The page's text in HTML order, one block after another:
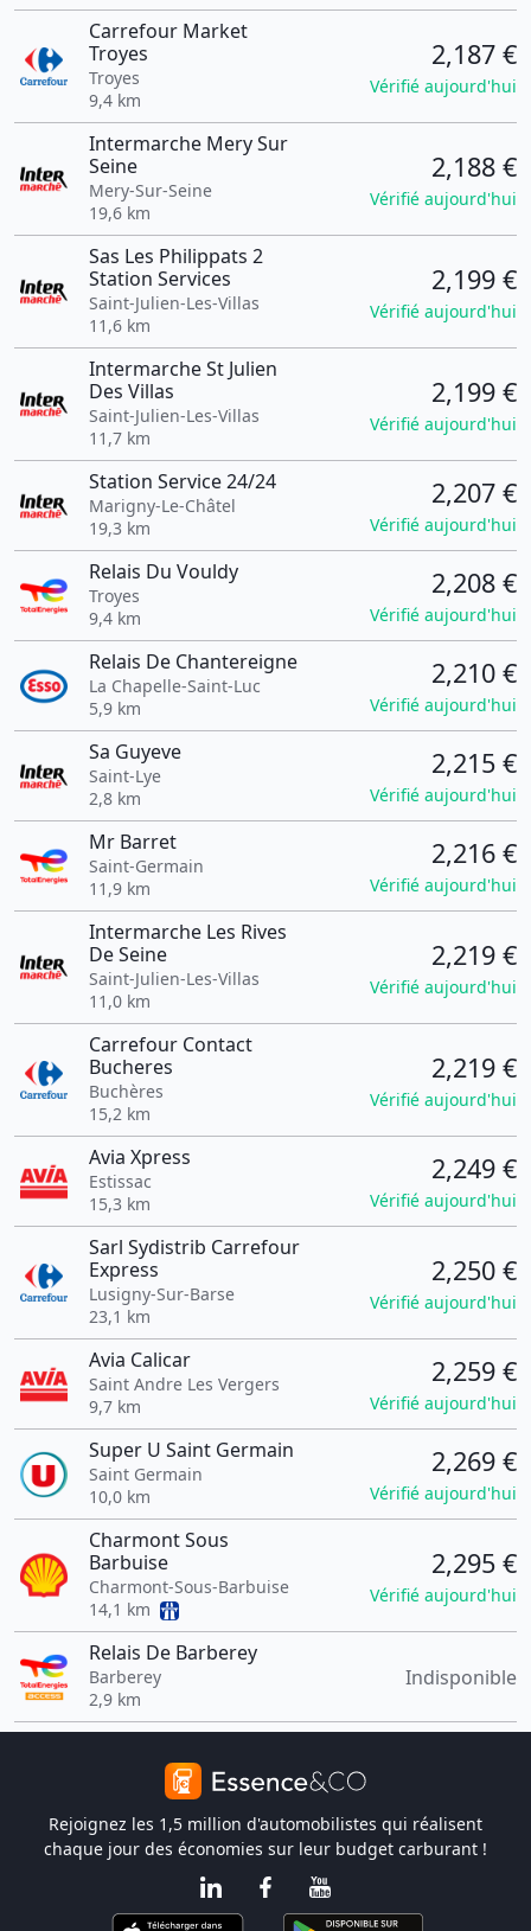
Carrefour Market
Troyes
Troyes
9,4 km
2,187 €
Vérifié aujourd'hui
Intermarche Mery Sur
Seine
Mery-Sur-Seine
19,6 km
2,188 €
Vérifié aujourd'hui
Sas Les Philippats 2
Station Services
Saint-Julien-Les-Villas
11,6 km
2,199 €
Vérifié aujourd'hui
Intermarche St Julien
Des Villas
Saint-Julien-Les-Villas
11,7 km
2,199 €
Vérifié aujourd'hui
Station Service 24/24
Marigny-Le-Châtel
19,3 km
2,207 €
Vérifié aujourd'hui
Relais Du Vouldy
Troyes
9,4 km
2,208 €
Vérifié aujourd'hui
Relais De Chantereigne
La Chapelle-Saint-Luc
5,9 km
2,210 €
Vérifié aujourd'hui
Sa Guyeve
Saint-Lye
2,8 km
2,215 €
Vérifié aujourd'hui
Mr Barret
Saint-Germain
11,9 km
2,216 €
Vérifié aujourd'hui
Intermarche Les Rives
De Seine
Saint-Julien-Les-Villas
11,0 km
2,219 €
Vérifié aujourd'hui
Carrefour Contact
Bucheres
Buchères
15,2 km
2,219 €
Vérifié aujourd'hui
Avia Xpress
Estissac
15,3 km
2,249 €
Vérifié aujourd'hui
Sarl Sydistrib Carrefour
Express
Lusigny-Sur-Barse
23,1 km
2,250 €
Vérifié aujourd'hui
Avia Calicar
Saint Andre Les Vergers
9,7 km
2,259 €
Vérifié aujourd'hui
Super U Saint Germain
Saint Germain
10,0 km
2,269 €
Vérifié aujourd'hui
Charmont Sous
Barbuise
Charmont-Sous-Barbuise
14,1 km
2,295 €
Vérifié aujourd'hui
Relais De Barberey
Barberey
2,9 km
Indisponible
Rejoignez les 1,5 million d'automobilistes qui réalisent
chaque jour des économies sur leur budget carburant !